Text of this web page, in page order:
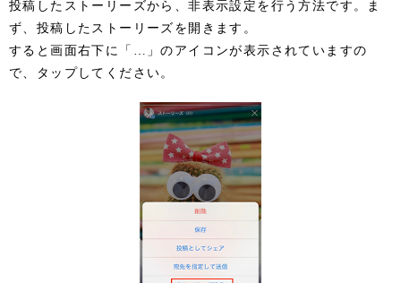
投稿したストーリーズから、非表示設定を行う方法です。ま
ず、投稿したストーリーズを開きます。
すると画面右下に「…」のアイコンが表示されていますの
で、タップしてください。